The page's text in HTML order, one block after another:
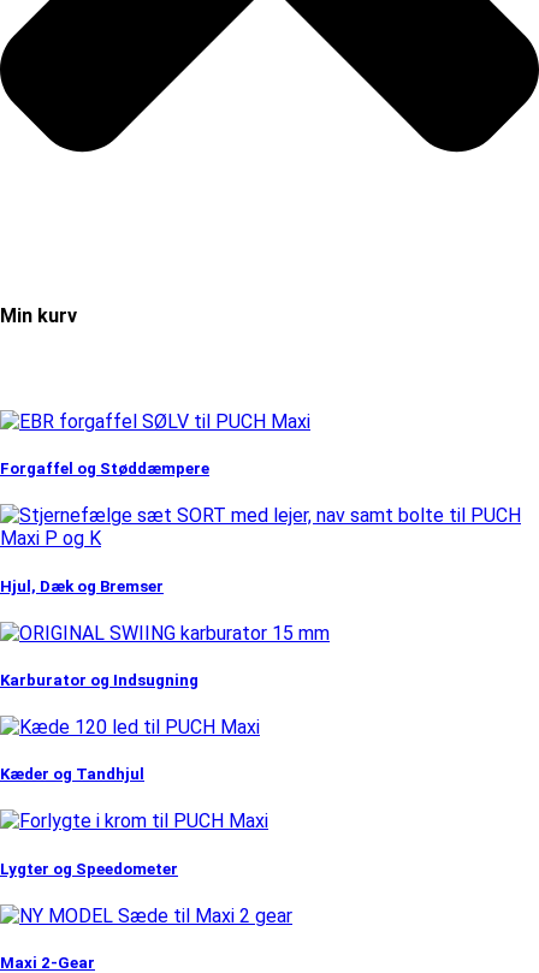
Min kurv
Forgaffel og Støddæmpere
Hjul, Dæk og Bremser
Karburator og Indsugning
Kæder og Tandhjul
Lygter og Speedometer
Maxi 2-Gear